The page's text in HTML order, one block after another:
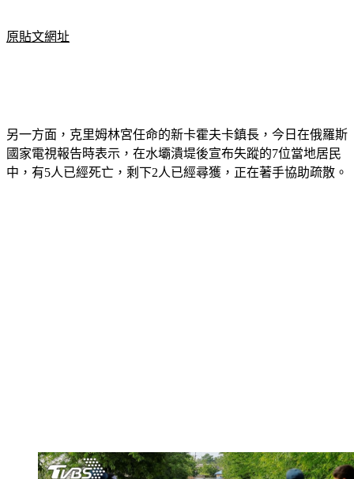
原貼文網址
另一方面，克里姆林宮任命的新卡霍夫卡鎮長，今日在俄羅斯
國家電視報告時表示，在水壩潰堤後宣布失蹤的7位當地居民
中，有5人已經死亡，剩下2人已經尋獲，正在著手協助疏散。